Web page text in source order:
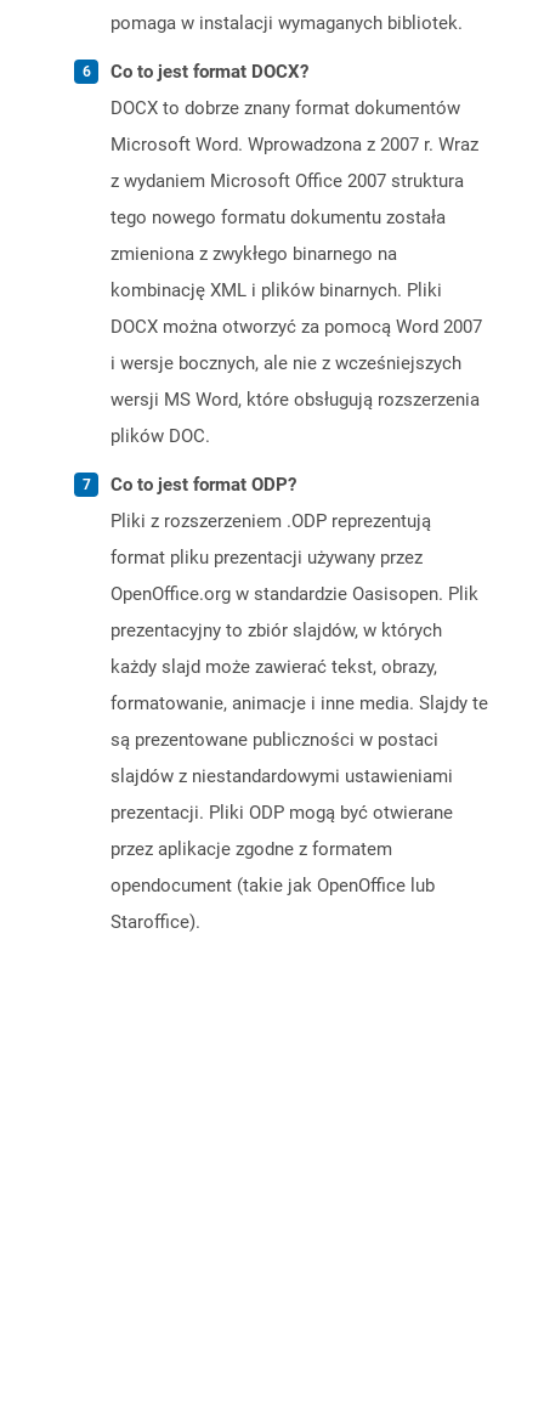
pomaga w instalacji wymaganych bibliotek.
Co to jest format DOCX?
DOCX to dobrze znany format dokumentów
Microsoft Word. Wprowadzona z 2007 r. Wraz
z wydaniem Microsoft Office 2007 struktura
tego nowego formatu dokumentu została
zmieniona z zwykłego binarnego na
kombinację XML i plików binarnych. Pliki
DOCX można otworzyć za pomocą Word 2007
i wersje bocznych, ale nie z wcześniejszych
wersji MS Word, które obsługują rozszerzenia
plików DOC.
Co to jest format ODP?
Pliki z rozszerzeniem .ODP reprezentują
format pliku prezentacji używany przez
OpenOffice.org w standardzie Oasisopen. Plik
prezentacyjny to zbiór slajdów, w których
każdy slajd może zawierać tekst, obrazy,
formatowanie, animacje i inne media. Slajdy te
są prezentowane publiczności w postaci
slajdów z niestandardowymi ustawieniami
prezentacji. Pliki ODP mogą być otwierane
przez aplikacje zgodne z formatem
opendocument (takie jak OpenOffice lub
Staroffice).